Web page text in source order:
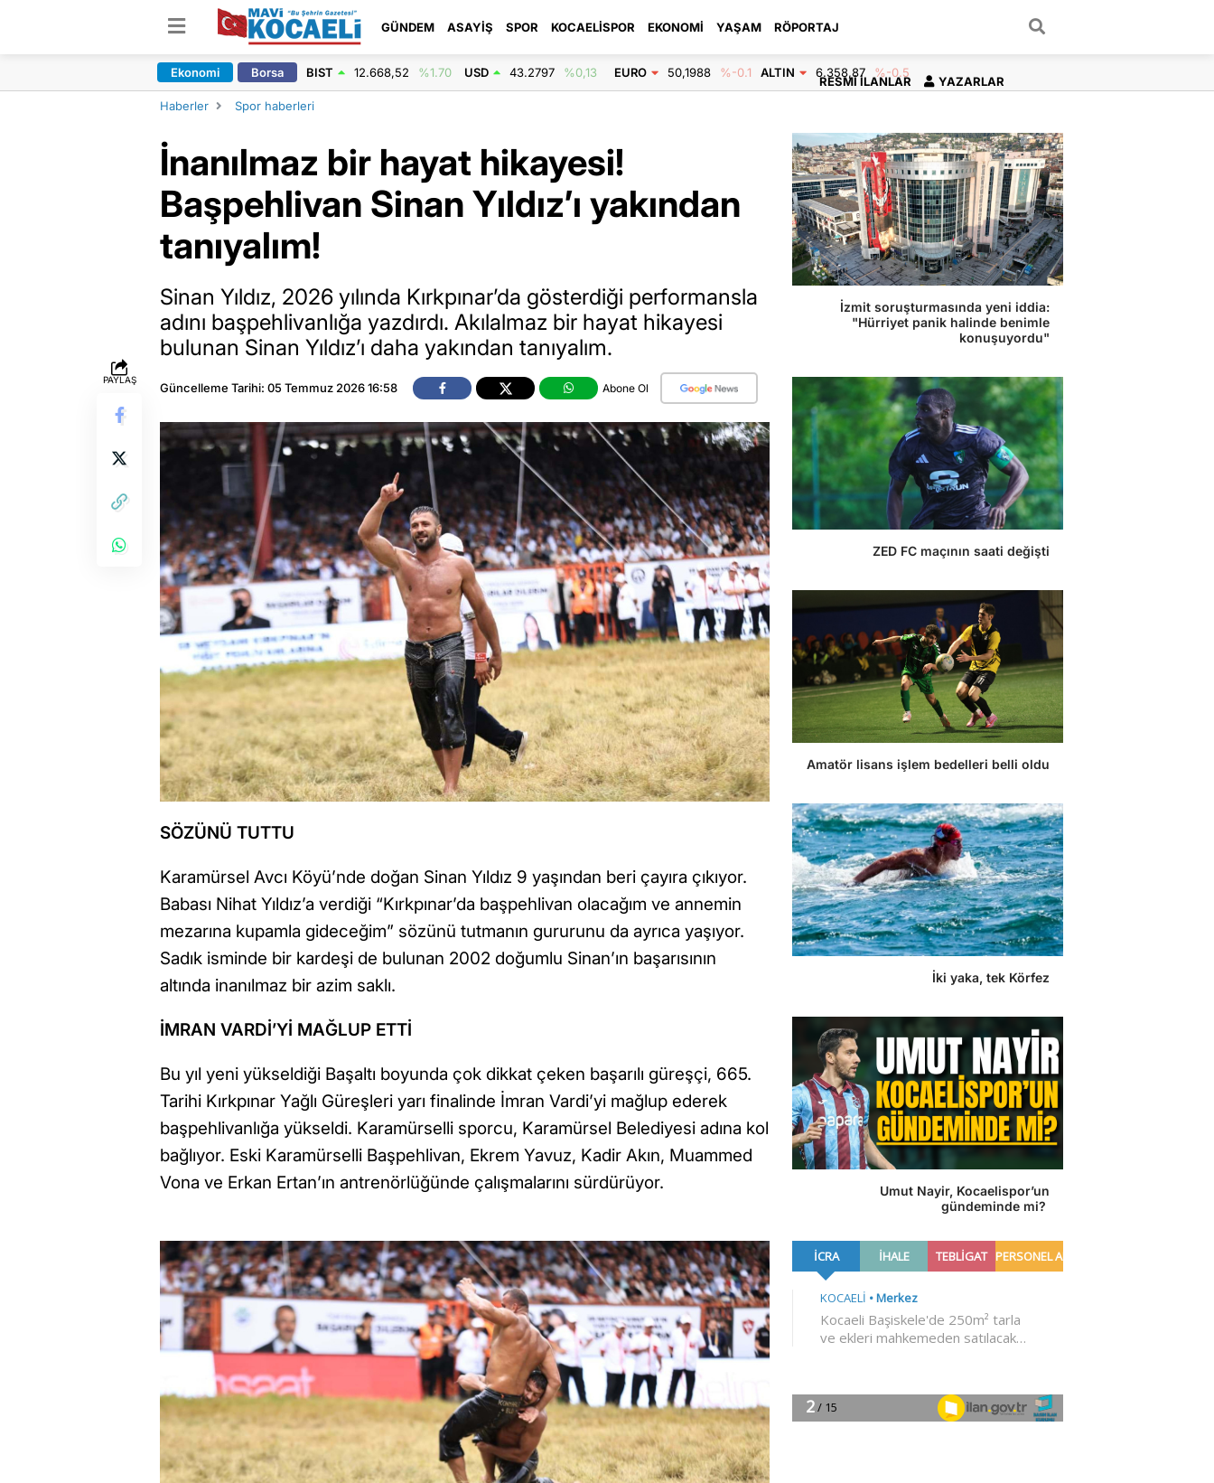
GÜNDEM ASAYIŞ SPOR KOCAELISPOR EKONOMI YAŞAM RÖPORTAJ
RESMI İLANLAR YAZARLAR
Ekonomi Borsa BIST 12.668,52 %1.70 USD 43.2797 %0,13 EURO 50,1988 %-0.1 ALTIN 6.358,87 %-0.5
Haberler Spor haberleri
PAYLAŞ
İnanılmaz bir hayat hikayesi!
Başpehlivan Sinan Yıldız’ı yakından
tanıyalım!
Sinan Yıldız, 2026 yılında Kırkpınar’da gösterdiği performansla
adını başpehlivanlığa yazdırdı. Akılalmaz bir hayat hikayesi
bulunan Sinan Yıldız’ı daha yakından tanıyalım.
Güncelleme Tarihi: 05 Temmuz 2026 16:58 Abone Ol
SÖZÜNÜ TUTTU
Karamürsel Avcı Köyü’nde doğan Sinan Yıldız 9 yaşından beri çayıra çıkıyor.
Babası Nihat Yıldız’a verdiği “Kırkpınar’da başpehlivan olacağım ve annemin
mezarına kupamla gideceğim” sözünü tutmanın gururunu da ayrıca yaşıyor.
Sadık isminde bir kardeşi de bulunan 2002 doğumlu Sinan’ın başarısının
altında inanılmaz bir azim saklı.
İMRAN VARDİ’Yİ MAĞLUP ETTİ
Bu yıl yeni yükseldiği Başaltı boyunda çok dikkat çeken başarılı güreşçi, 665.
Tarihi Kırkpınar Yağlı Güreşleri yarı finalinde İmran Vardi’yi mağlup ederek
başpehlivanlığa yükseldi. Karamürselli sporcu, Karamürsel Belediyesi adına kol
bağlıyor. Eski Karamürselli Başpehlivan, Ekrem Yavuz, Kadir Akın, Muammed
Vona ve Erkan Ertan’ın antrenörlüğünde çalışmalarını sürdürüyor.
İzmit soruşturmasında yeni iddia:
"Hürriyet panik halinde benimle
konuşuyordu"
ZED FC maçının saati değişti
Amatör lisans işlem bedelleri belli oldu
İki yaka, tek Körfez
Umut Nayir, Kocaelispor’un
gündeminde mi?